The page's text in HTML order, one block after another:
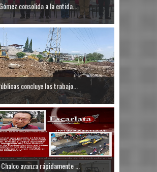
consolida a la entida...
concluye los trabajo...
avanza rápidamente ...